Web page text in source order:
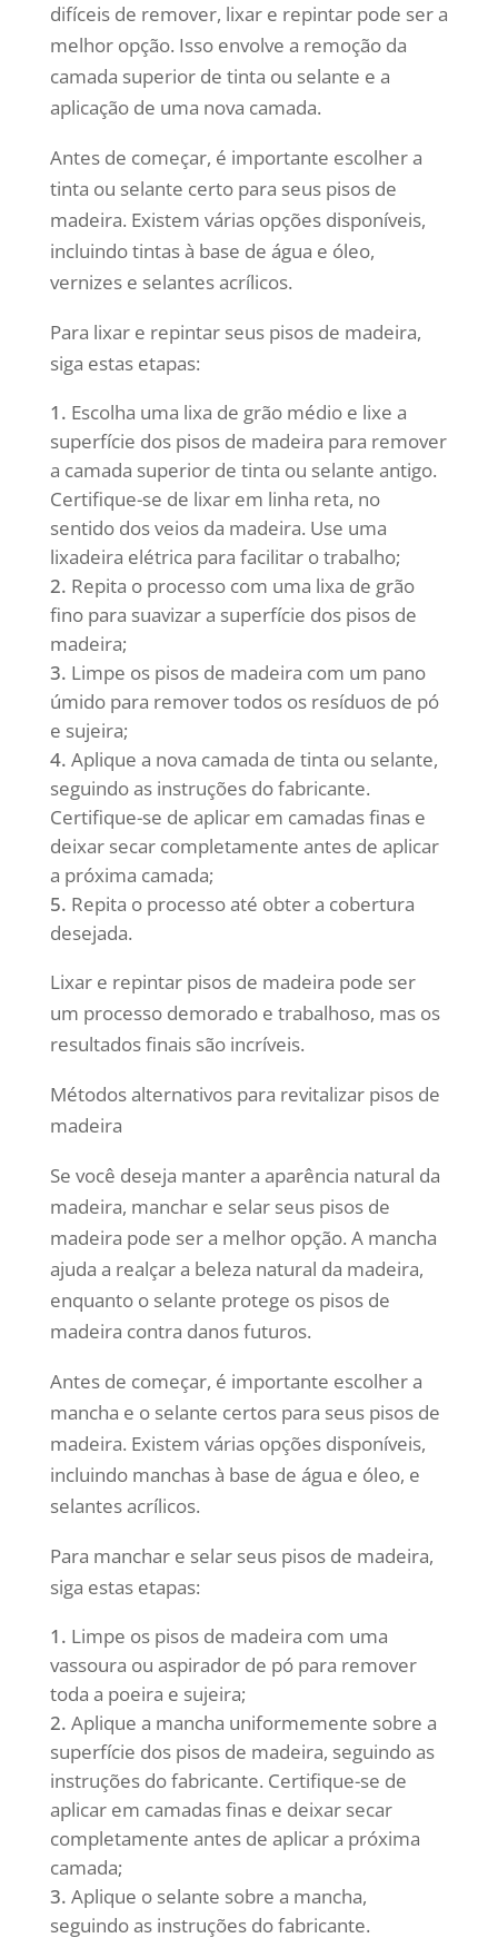
difíceis de remover, lixar e repintar pode ser a
melhor opção. Isso envolve a remoção da
camada superior de tinta ou selante e a
aplicação de uma nova camada.
Antes de começar, é importante escolher a
tinta ou selante certo para seus pisos de
madeira. Existem várias opções disponíveis,
incluindo tintas à base de água e óleo,
vernizes e selantes acrílicos.
Para lixar e repintar seus pisos de madeira,
siga estas etapas:
Escolha uma lixa de grão médio e lixe a
superfície dos pisos de madeira para remover
a camada superior de tinta ou selante antigo.
Certifique-se de lixar em linha reta, no
sentido dos veios da madeira. Use uma
lixadeira elétrica para facilitar o trabalho;
Repita o processo com uma lixa de grão
fino para suavizar a superfície dos pisos de
madeira;
Limpe os pisos de madeira com um pano
úmido para remover todos os resíduos de pó
e sujeira;
Aplique a nova camada de tinta ou selante,
seguindo as instruções do fabricante.
Certifique-se de aplicar em camadas finas e
deixar secar completamente antes de aplicar
a próxima camada;
Repita o processo até obter a cobertura
desejada.
Lixar e repintar pisos de madeira pode ser
um processo demorado e trabalhoso, mas os
resultados finais são incríveis.
Métodos alternativos para revitalizar pisos de
madeira
Se você deseja manter a aparência natural da
madeira, manchar e selar seus pisos de
madeira pode ser a melhor opção. A mancha
ajuda a realçar a beleza natural da madeira,
enquanto o selante protege os pisos de
madeira contra danos futuros.
Antes de começar, é importante escolher a
mancha e o selante certos para seus pisos de
madeira. Existem várias opções disponíveis,
incluindo manchas à base de água e óleo, e
selantes acrílicos.
Para manchar e selar seus pisos de madeira,
siga estas etapas:
Limpe os pisos de madeira com uma
vassoura ou aspirador de pó para remover
toda a poeira e sujeira;
Aplique a mancha uniformemente sobre a
superfície dos pisos de madeira, seguindo as
instruções do fabricante. Certifique-se de
aplicar em camadas finas e deixar secar
completamente antes de aplicar a próxima
camada;
Aplique o selante sobre a mancha,
seguindo as instruções do fabricante.